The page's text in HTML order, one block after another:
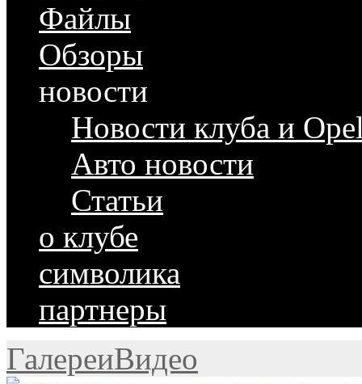
Файлы
Обзоры
новости
Новости клуба и
Авто новости
Статьи
о клубе
символика
партнеры
ГалереиВидео